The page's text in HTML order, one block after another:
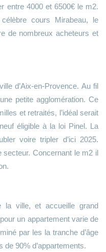
entre 4000 et 6500€ le m2.
cours Mirabeau, le
de nombreux acheteurs et
d’Aix-en-Provence. Au fil
petite agglomération. Ce
et retraités, l’idéal serait
éligible à la loi Pinel. La
voire tripler d’ici 2025.
secteur. Concernant le m2 il
ville, et accueille grand
un appartement varie de
par les la tranche d’âge
90% d’appartements.